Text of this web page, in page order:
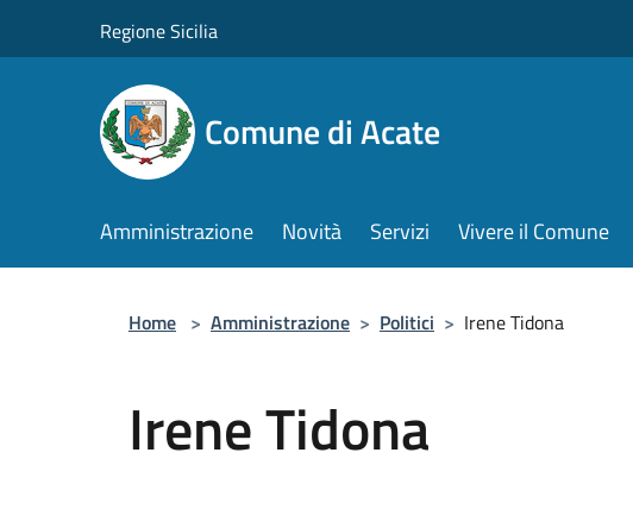
Regione Sicilia
Comune di Acate
Amministrazione Novità Servizi Vivere il Comune
Home > Amministrazione > Politici > Irene Tidona
Irene Tidona